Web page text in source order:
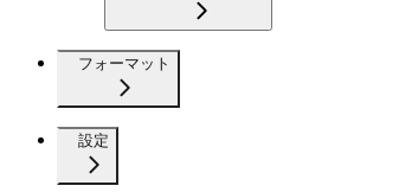
フォーマット
設定